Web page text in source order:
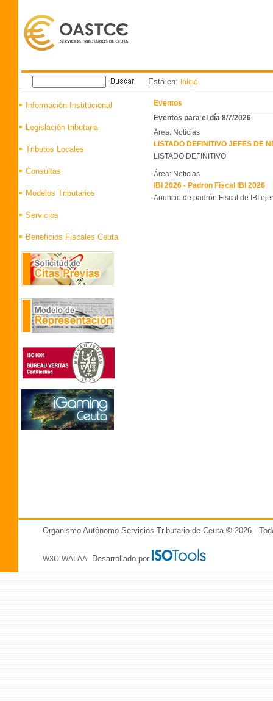
Está en: Inicio
Información Institucional
Legislación tributaria
Tributos Locales
Consultas
Modelos Tributarios
Servicios
Beneficios Fiscales Ceuta
Eventos
Eventos para el día 8/7/2026
Área: Noticias
LISTADO DEFINITIVO JEFES DE
LISTADO DEFINITIVO
Área: Noticias
IBI 2026 - Padron Fiscal IBI 2026
Anuncio de padrón Fiscal de IBI
Organismo Autónomo Servicios Tributario de Ceuta © 2026 -
W3C-WAI-AA Desarrollado por